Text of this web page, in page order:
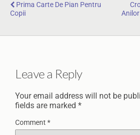
Prima Carte De Pian Pentru
Copii
Leave a Reply
Your email address will not be
fields are marked *
Comment *